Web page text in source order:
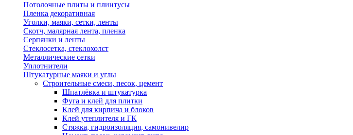
Потолочные плиты и плинтусы
Пленка декоративная
Уголки, маяки, сетки, ленты
Скотч, малярная лента, пленка
Серпянки и ленты
Стеклосетка, стеклохолст
Металлические сетки
Уплотнители
Штукатурные маяки и углы
Строительные смеси, песок, цемент
Шпатлёвка и штукатурка
Фуга и клей для плитки
Клей для кирпича и блоков
Клей утеплителя и ГК
Стяжка, гидроизоляция, самонивелир